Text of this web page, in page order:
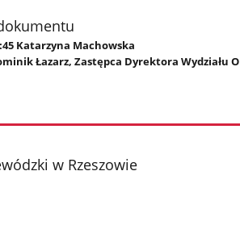
Katarzyna Machowska
Łazarz, Zastępca Dyrektora Wydziału O
w Rzeszowie